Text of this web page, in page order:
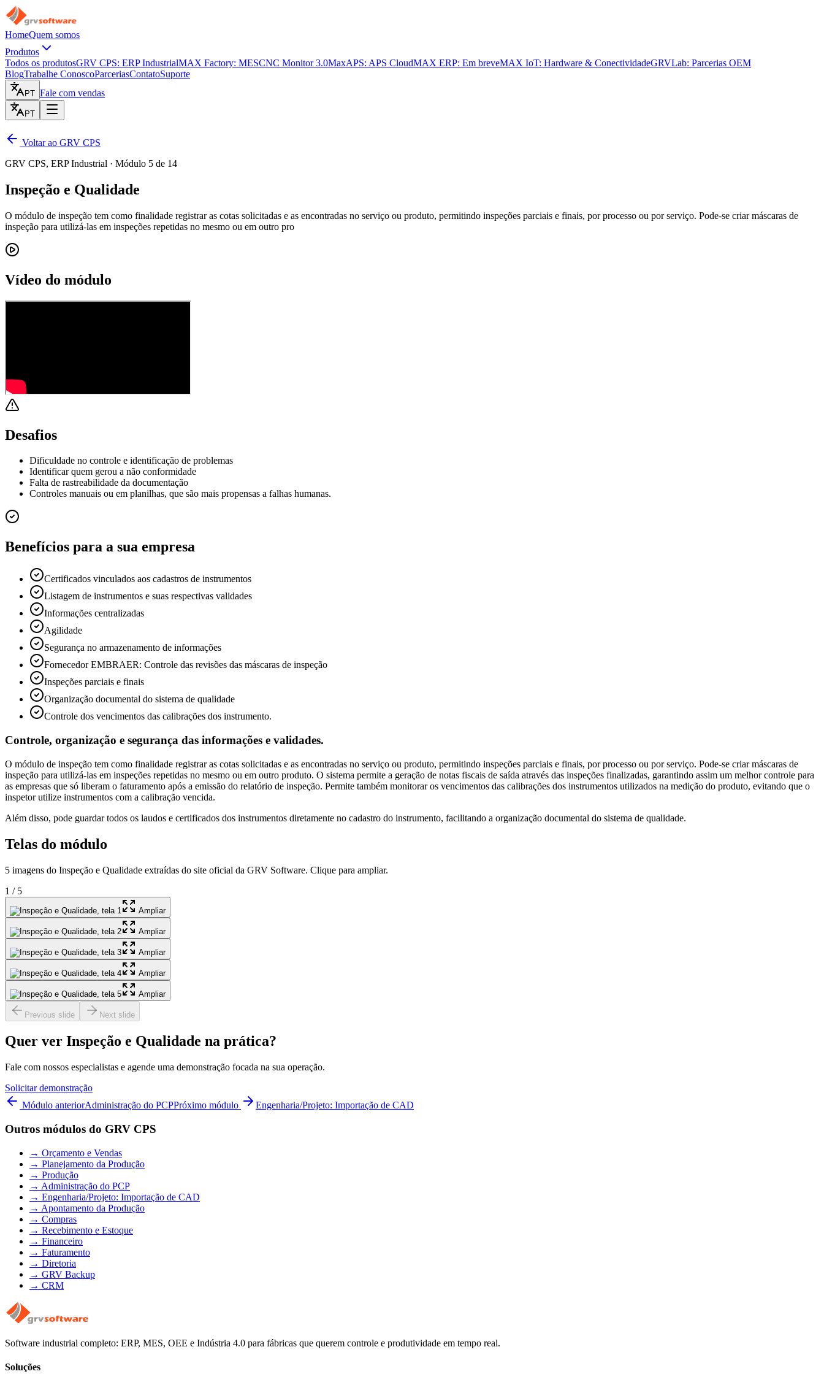
HomeQuem somos
Produtos
Todos os produtosGRV CPS: ERP IndustrialMAX Factory: MESCNC Monitor 3.0MaxAPS: APS CloudMAX ERP: Em breveMAX IoT: Hardware & ConectividadeGRVLab: Parcerias OEM
BlogTrabalhe ConoscoParceriasContatoSuporte
PT Fale com vendas
PT
Voltar ao GRV CPS
GRV CPS, ERP Industrial · Módulo 5 de 14
Inspeção e Qualidade
O módulo de inspeção tem como finalidade registrar as cotas solicitadas e as encontradas no serviço ou produto, permitindo inspeções parciais e finais, por processo ou por serviço. Pode-se criar máscaras de
inspeção para utilizá-las em inspeções repetidas no mesmo ou em outro pro
Vídeo do módulo
Desafios
Dificuldade no controle e identificação de problemas
Identificar quem gerou a não conformidade
Falta de rastreabilidade da documentação
Controles manuais ou em planilhas, que são mais propensas a falhas humanas.
Benefícios para a sua empresa
Certificados vinculados aos cadastros de instrumentos
Listagem de instrumentos e suas respectivas validades
Informações centralizadas
Agilidade
Segurança no armazenamento de informações
Fornecedor EMBRAER: Controle das revisões das máscaras de inspeção
Inspeções parciais e finais
Organização documental do sistema de qualidade
Controle dos vencimentos das calibrações dos instrumento.
Controle, organização e segurança das informações e validades.
O módulo de inspeção tem como finalidade registrar as cotas solicitadas e as encontradas no serviço ou produto, permitindo inspeções parciais e finais, por processo ou por serviço. Pode-se criar máscaras de
inspeção para utilizá-las em inspeções repetidas no mesmo ou em outro produto. O sistema permite a geração de notas fiscais de saída através das inspeções finalizadas, garantindo assim um melhor controle para
as empresas que só liberam o faturamento após a emissão do relatório de inspeção. Permite também monitorar os vencimentos das calibrações dos instrumentos utilizados na medição do produto, evitando que o
inspetor utilize instrumentos com a calibração vencida.
Além disso, pode guardar todos os laudos e certificados dos instrumentos diretamente no cadastro do instrumento, facilitando a organização documental do sistema de qualidade.
Telas do módulo
5 imagens do Inspeção e Qualidade extraídas do site oficial da GRV Software. Clique para ampliar.
1 / 5
Ampliar
Ampliar
Ampliar
Ampliar
Ampliar
Previous slide Next slide
Quer ver Inspeção e Qualidade na prática?
Fale com nossos especialistas e agende uma demonstração focada na sua operação.
Solicitar demonstração
Módulo anteriorAdministração do PCPPróximo módulo Engenharia/Projeto: Importação de CAD
Outros módulos do GRV CPS
→ Orçamento e Vendas
→ Planejamento da Produção
→ Produção
→ Administração do PCP
→ Engenharia/Projeto: Importação de CAD
→ Apontamento da Produção
→ Compras
→ Recebimento e Estoque
→ Financeiro
→ Faturamento
→ Diretoria
→ GRV Backup
→ CRM
Software industrial completo: ERP, MES, OEE e Indústria 4.0 para fábricas que querem controle e produtividade em tempo real.
Soluções